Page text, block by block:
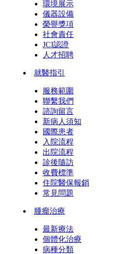
環境展示
儀器設備
榮譽獎項
社會責任
JCI認證
人才招聘
就醫指引
服務範圍
聯繫我們
諮詢留言
新病人須知
國際患者
入院流程
出院流程
診後隨訪
收費標準
住院醫保報銷
常見問題
腫瘤治療
最新療法
個體化治療
病種分類